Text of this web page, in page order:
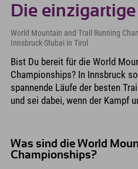
Die
World Mountain and Trail Running
Innsbruck-Stubai in Tirol
Bist Du bereit für die World
Championships? In Innsbruck
spannende Läufe der besten
und sei dabei, wenn der Kampf
Was sind die World
Championships?